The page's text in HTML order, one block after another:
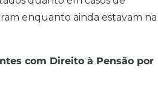
enquanto ainda estavam na
com Direito à Pensão por